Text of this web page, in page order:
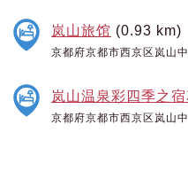
岚山旅馆 (0.93 km)
京都府京都市西京区岚山
岚山温泉彩四季之
京都府京都市西京区岚山